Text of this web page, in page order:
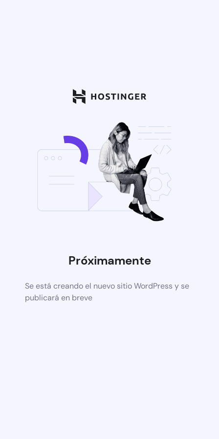
Próximamente
Se está creando el nuevo sitio WordPress y se
publicará en breve